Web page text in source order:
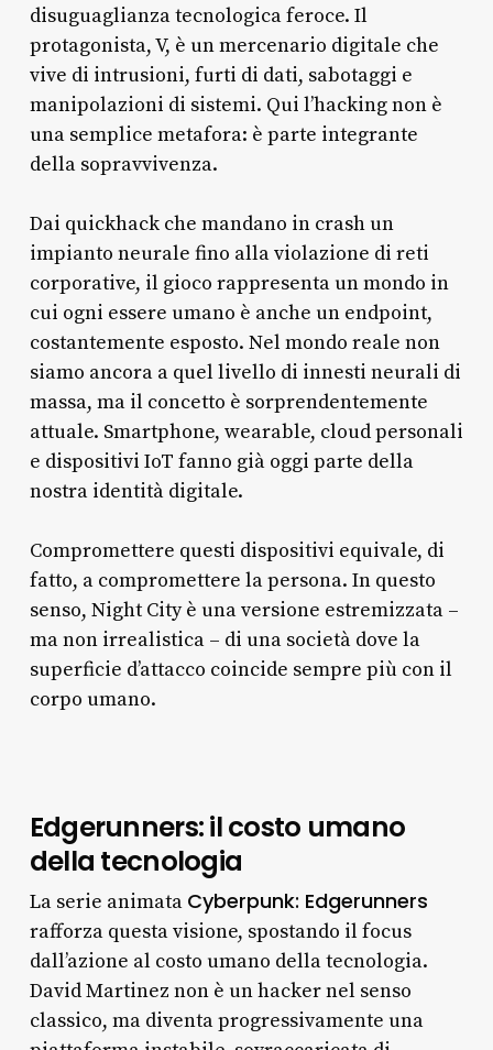
disuguaglianza tecnologica feroce. Il
protagonista, V, è un mercenario digitale che
vive di intrusioni, furti di dati, sabotaggi e
manipolazioni di sistemi. Qui l’hacking non è
una semplice metafora: è parte integrante
della sopravvivenza.
Dai quickhack che mandano in crash un
impianto neurale fino alla violazione di reti
corporative, il gioco rappresenta un mondo in
cui ogni essere umano è anche un endpoint,
costantemente esposto. Nel mondo reale non
siamo ancora a quel livello di innesti neurali di
massa, ma il concetto è sorprendentemente
attuale. Smartphone, wearable, cloud personali
e dispositivi IoT fanno già oggi parte della
nostra identità digitale.
Compromettere questi dispositivi equivale, di
fatto, a compromettere la persona. In questo
senso, Night City è una versione estremizzata –
ma non irrealistica – di una società dove la
superficie d’attacco coincide sempre più con il
corpo umano.
Edgerunners: il costo umano
della tecnologia
La serie animata Cyberpunk: Edgerunners
rafforza questa visione, spostando il focus
dall’azione al costo umano della tecnologia.
David Martinez non è un hacker nel senso
classico, ma diventa progressivamente una